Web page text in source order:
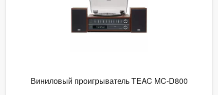
Виниловый проигрыватель TEAC MC-D800